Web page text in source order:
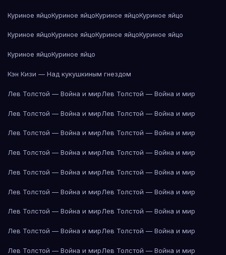
Куриное яйцоКуриное яйцоКуриное яйцоКуриное яйцо
Куриное яйцоКуриное яйцоКуриное яйцоКуриное яйцо
Куриное яйцоКуриное яйцо
Кэн Кизи — Над кукушкиным гнездом
Лев Толстой — Война и мирЛев Толстой — Война и мир
Лев Толстой — Война и мирЛев Толстой — Война и мир
Лев Толстой — Война и мирЛев Толстой — Война и мир
Лев Толстой — Война и мирЛев Толстой — Война и мир
Лев Толстой — Война и мирЛев Толстой — Война и мир
Лев Толстой — Война и мирЛев Толстой — Война и мир
Лев Толстой — Война и мирЛев Толстой — Война и мир
Лев Толстой — Война и мирЛев Толстой — Война и мир
Лев Толстой — Война и мирЛев Толстой — Война и мир